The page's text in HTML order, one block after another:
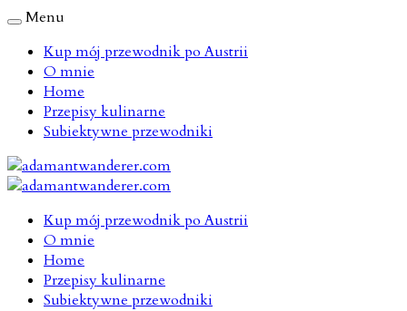
Menu
Kup mój przewodnik po Austrii
O mnie
Home
Przepisy kulinarne
Subiektywne przewodniki
Kup mój przewodnik po Austrii
O mnie
Home
Przepisy kulinarne
Subiektywne przewodniki